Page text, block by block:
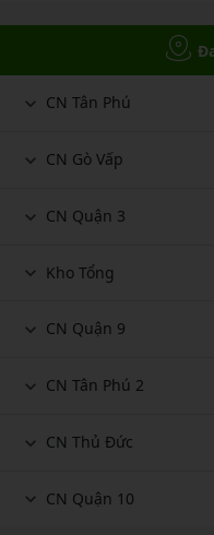
CN Tân Phú
CN Gò Vấp
CN Quận 3
Kho Tổng
CN Quận 9
CN Tân Phú 2
CN Thủ Đức
CN Quận 10